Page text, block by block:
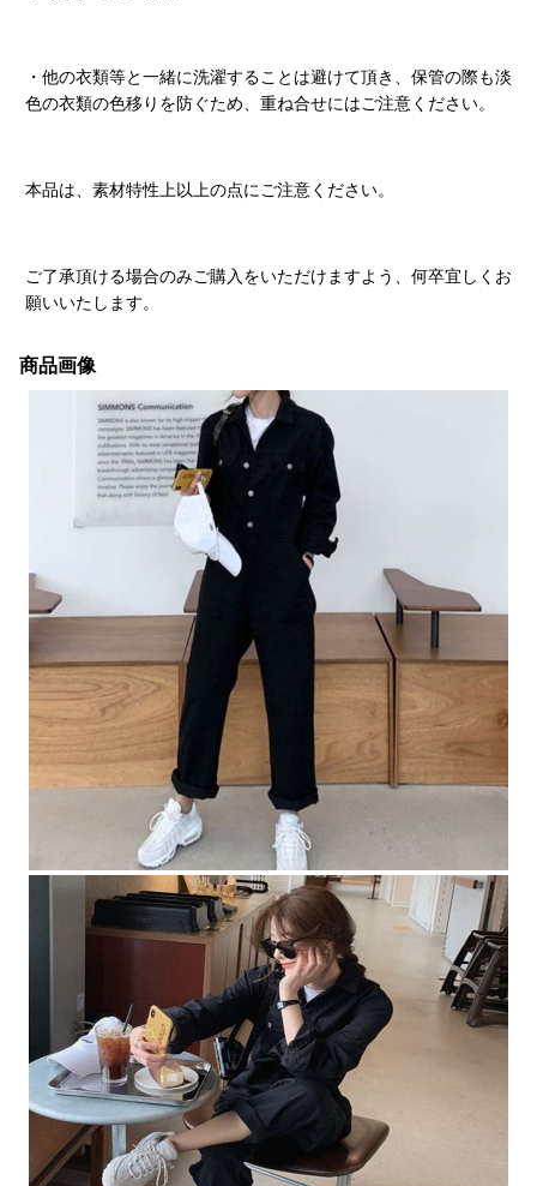
・他の衣類等と一緒に洗濯することは避けて頂き、保管の際も淡
色の衣類の色移りを防ぐため、重ね合せにはご注意ください。
本品は、素材特性上以上の点にご注意ください。
ご了承頂ける場合のみご購入をいただけますよう、何卒宜しくお
願いいたします。
商品画像